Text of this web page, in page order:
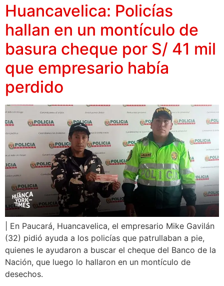
Huancavelica: Policías
hallan en un montículo de
basura cheque por S/ 41 mil
que empresario había
perdido
| En Paucará, Huancavelica, el empresario Mike Gavilán
(32) pidió ayuda a los policías que patrullaban a pie,
quienes le ayudaron a buscar el cheque del Banco de la
Nación, que luego lo hallaron en un montículo de
desechos.